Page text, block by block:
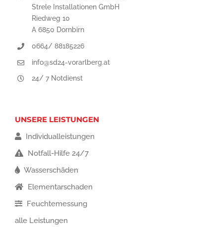
Strele Installationen GmbH
Riedweg 10
A 6850 Dornbirn
0664/ 88185226
info@sd24-vorarlberg.at
24/ 7 Notdienst
UNSERE LEISTUNGEN
Individualleistungen
Notfall-Hilfe 24/7
Wasserschäden
Elementarschaden
Feuchtemessung
alle Leistungen